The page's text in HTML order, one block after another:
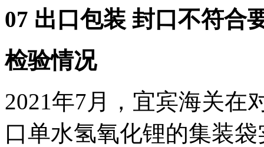
07 出口包装 封口不符合
检验情况
2021年7月，宜宾海关在
口单水氢氧化锂的集装